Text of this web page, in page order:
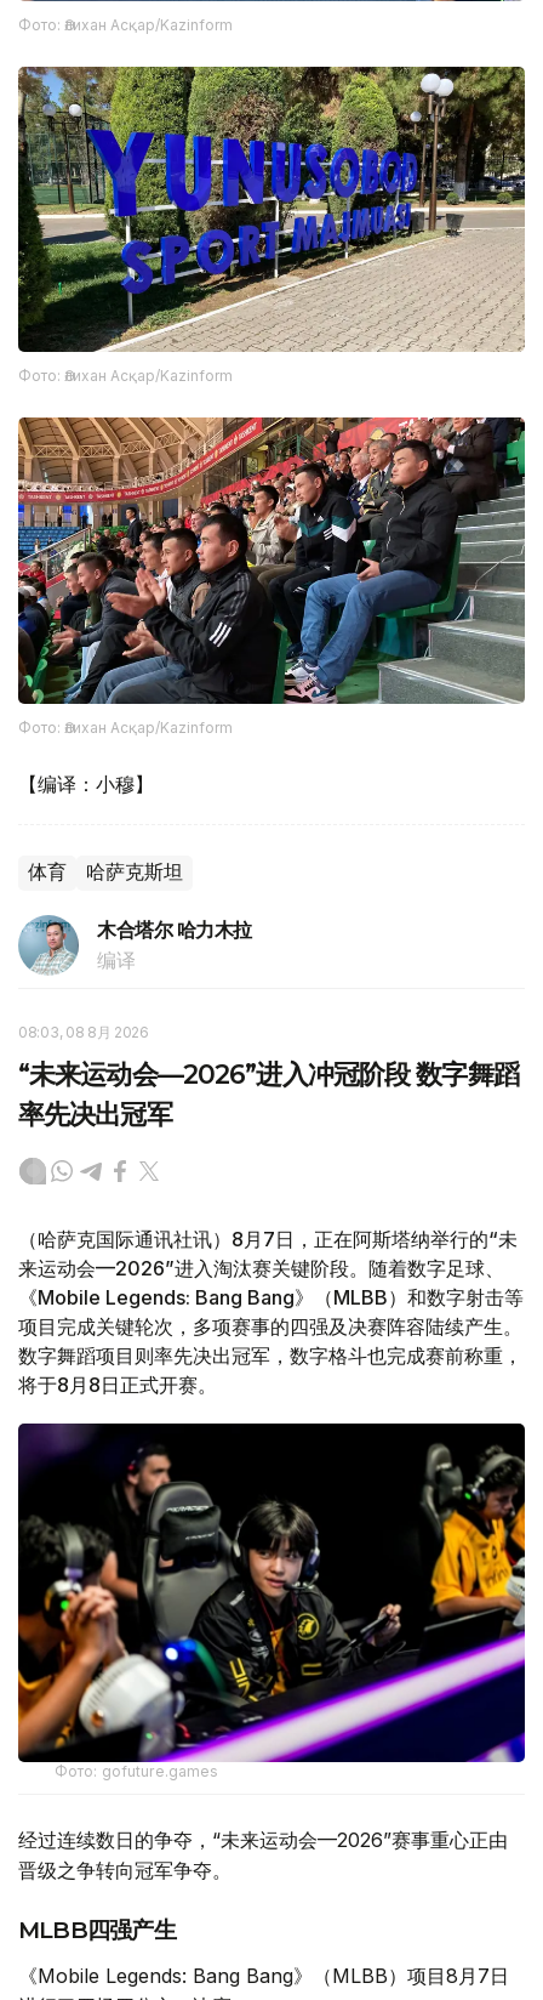
Фото: Әлихан Асқар/Kazinform
Фото: Әлихан Асқар/Kazinform
Фото: Әлихан Асқар/Kazinform
【编译：小穆】
体育 哈萨克斯坦
木合塔尔 哈力木拉
编译
08:03, 08 8月 2026
“未来运动会—2026”进入冲冠阶段 数字舞蹈
率先决出冠军
（哈萨克国际通讯社讯）8月7日，正在阿斯塔纳举行的“未
来运动会—2026”进入淘汰赛关键阶段。随着数字足球、
《Mobile Legends: Bang Bang》（MLBB）和数字射击等
项目完成关键轮次，多项赛事的四强及决赛阵容陆续产生。
数字舞蹈项目则率先决出冠军，数字格斗也完成赛前称重，
将于8月8日正式开赛。
Фото: gofuture.games
经过连续数日的争夺，“未来运动会—2026”赛事重心正由
晋级之争转向冠军争夺。
MLBB四强产生
《Mobile Legends: Bang Bang》（MLBB）项目8月7日